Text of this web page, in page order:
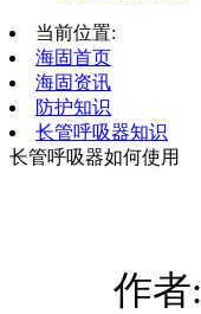
当前位置:
海固首页
海固资讯
防护知识
长管呼吸器知识
长管呼吸器如何使用
作者: